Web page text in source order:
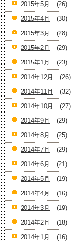
2015年5月
(26)
2015年4月
(30)
2015年3月
(28)
2015年2月
(29)
2015年1月
(23)
2014年12月
(26)
2014年11月
(32)
2014年10月
(27)
2014年9月
(29)
2014年8月
(25)
2014年7月
(29)
2014年6月
(21)
2014年5月
(19)
2014年4月
(16)
2014年3月
(19)
2014年2月
(18)
2014年1月
(16)